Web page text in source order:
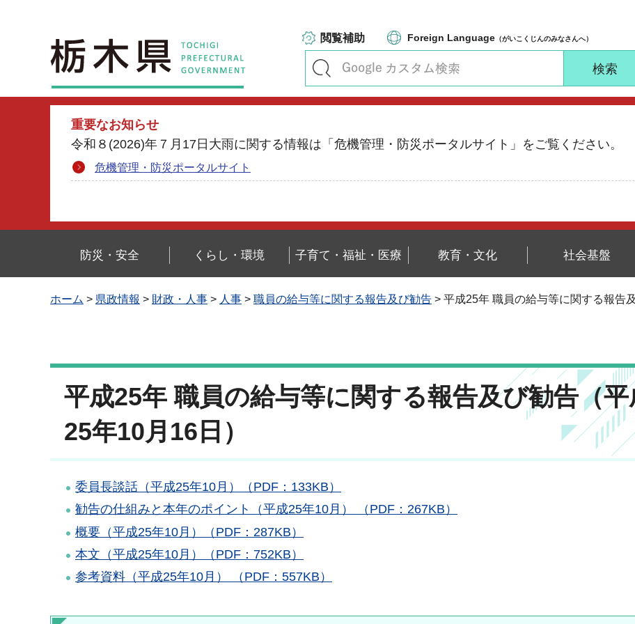
栃木県
閲覧補助 Foreign Language （がいこくじんのみなさんへ）
重要なお知らせ
令和８(2026)年７月17日大雨に関する情報は「危機管理・防災ポータルサイト」をご覧ください。
危機管理・防災ポータルサイト
防災・安全 くらし・環境 子育て・福祉・医療 教育・文化 社会基盤
ホーム > 県政情報 > 財政・人事 > 人事 > 職員の給与等に関する報告及び勧告 > 平成25年 職員の給与等に関する報告
平成25年 職員の給与等に関する報告及び勧告（平
25年10月16日）
委員長談話（平成25年10月）（PDF：133KB）
勧告の仕組みと本年のポイント（平成25年10月） （PDF：267KB）
概要（平成25年10月）（PDF：287KB）
本文（平成25年10月）（PDF：752KB）
参考資料（平成25年10月） （PDF：557KB）